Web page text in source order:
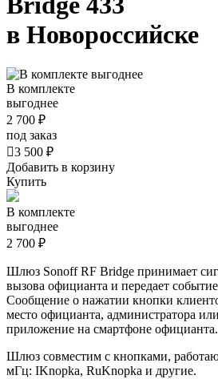
в Новороссийске
В комплекте
выгоднее
2 700 ₽
под заказ
3 500 ₽
Добавить в корзину
Купить
В комплекте
выгоднее
2 700 ₽
Шлюз Sonoff RF Bridge принимает
вызова официанта и передает
Сообщение о нажатии кнопки
место официанта, администратора
приложение на смартфоне официанта.
Шлюз совместим с кнопками,
мГц: IKnopka, RuKnopka и другие.